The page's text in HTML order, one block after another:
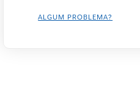
ALGUM PROBLEMA?